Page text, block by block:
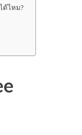
ด้ไหม?